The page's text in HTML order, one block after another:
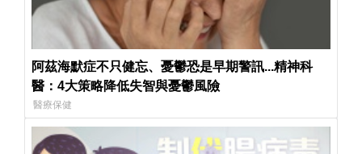
阿茲海默症不只健忘、憂鬱恐是早期警訊...精神科
醫：4大策略降低失智與憂鬱風險
醫療保健